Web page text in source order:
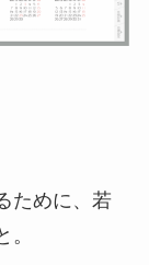
ために、若